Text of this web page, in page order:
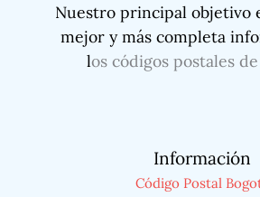
Nuestro principal objetivo
mejor y más completa
los códigos postales
Información
Código Postal